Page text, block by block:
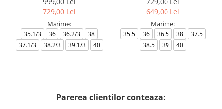
729,00 Lei
Marime:
35.1/3 36 36.2/3
38
37.1/3
38.2/3 39.1/3 40
649,00 Lei
Marime:
35.5 36 36.5 38
37.5
38.5
39 40
Parerea clientilor conteaza: